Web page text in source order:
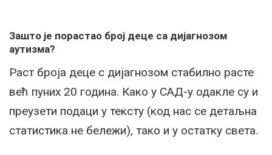
Зашто је порастао број деце са дијагнозом
аутизма?
Раст броја деце с дијагнозом стабилно расте
већ пуних 20 година. Како у САД-у одакле су и
преузети подаци у тексту (код нас се детаљна
статистика не бележи), тако и у остатку света.